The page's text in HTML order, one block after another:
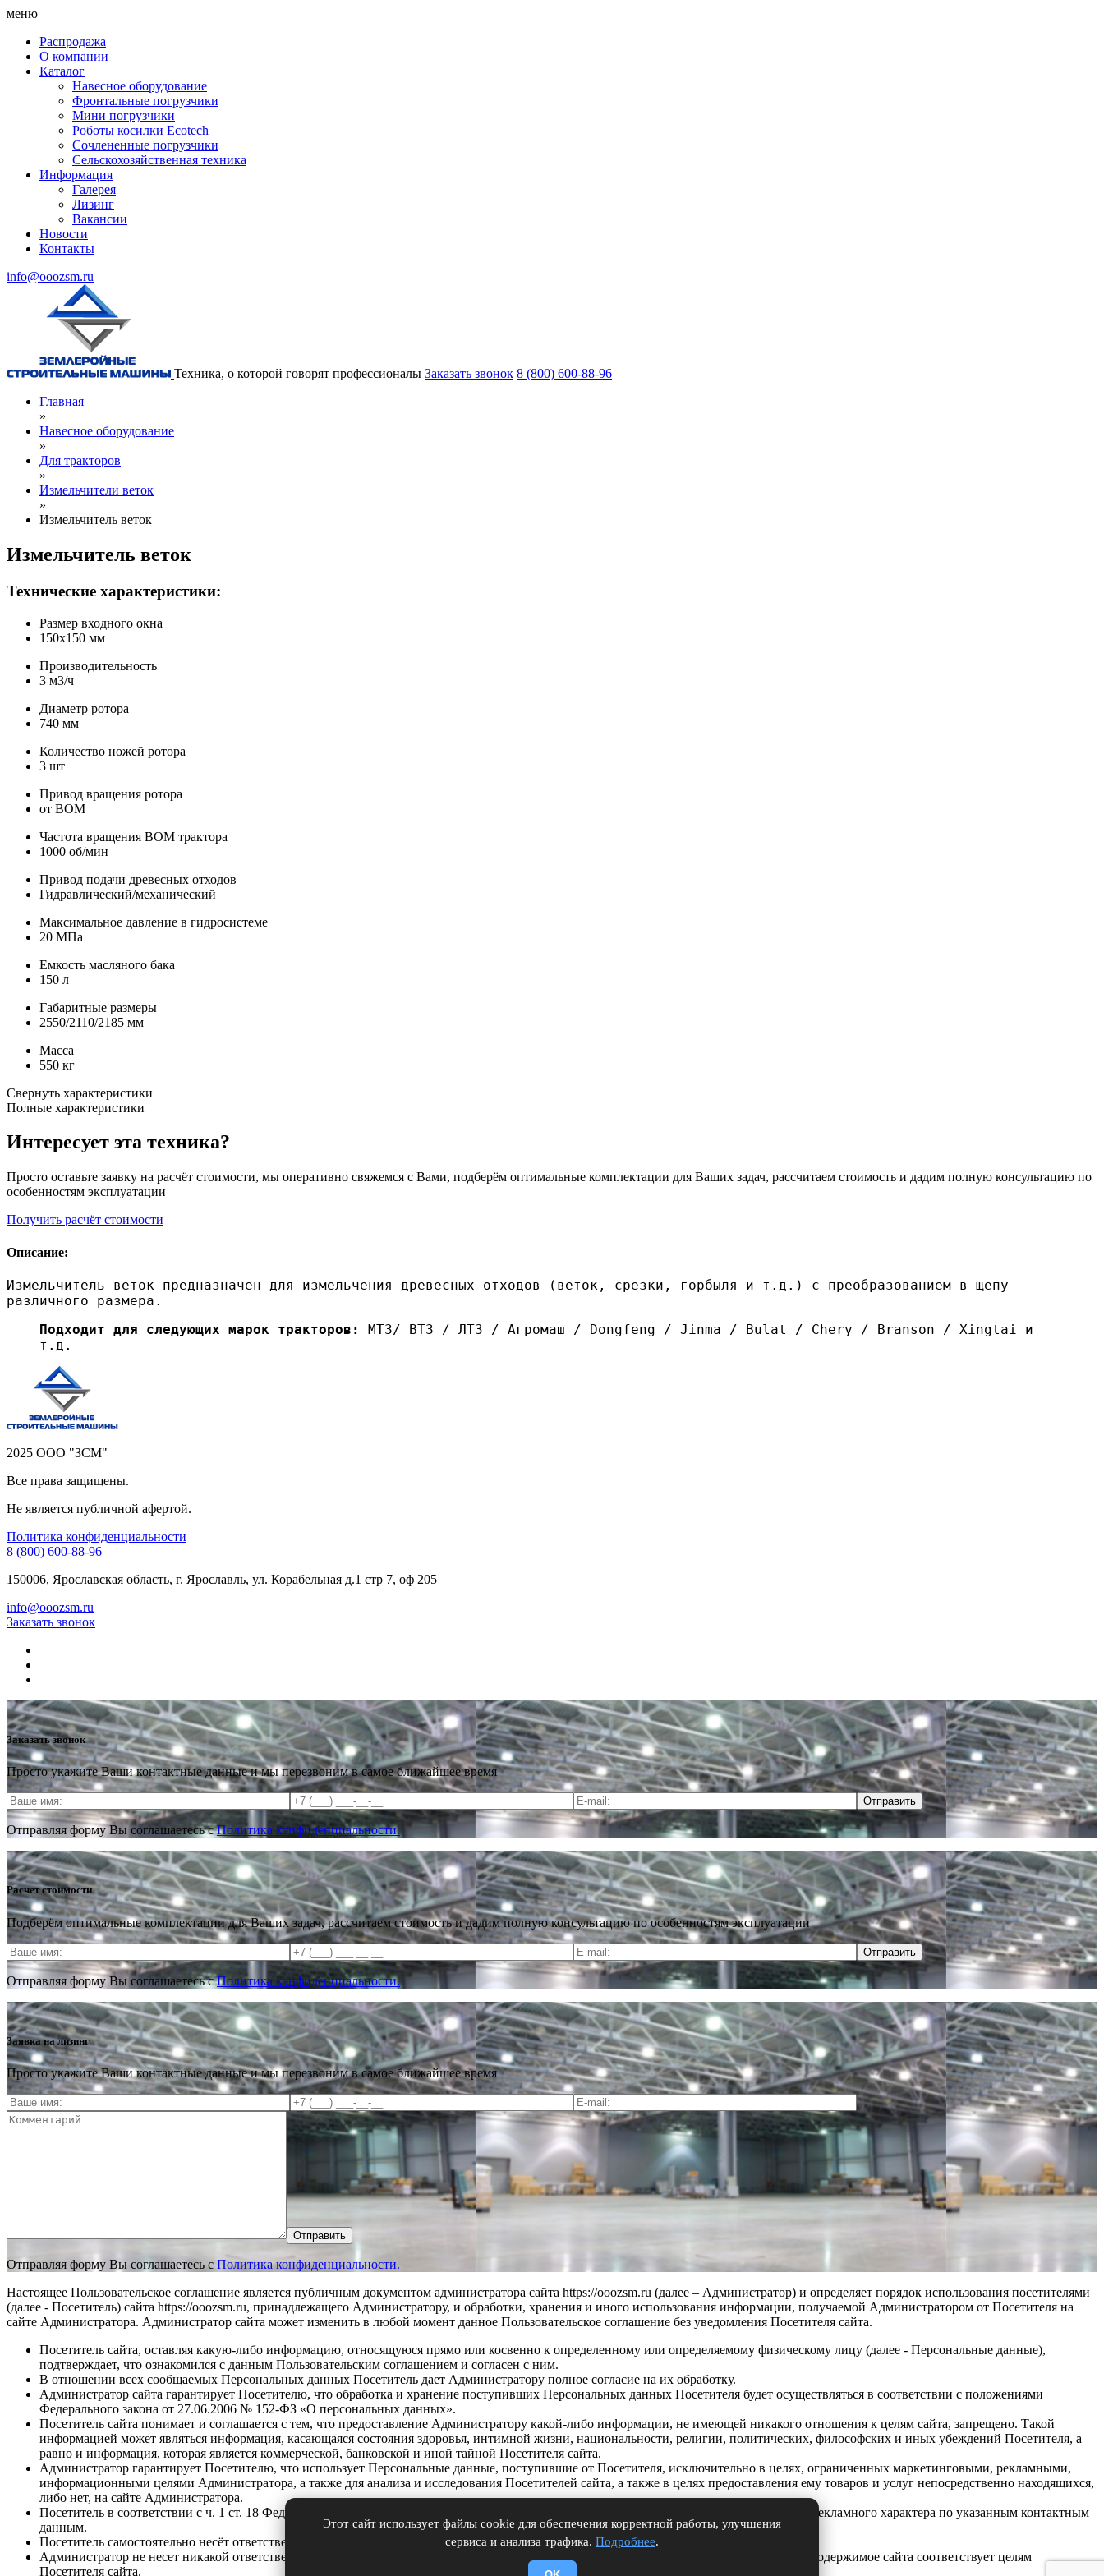
меню
Распродажа
О компании
Каталог
Навесное оборудование
Фронтальные погрузчики
Мини погрузчики
Роботы косилки Ecotech
Сочлененные погрузчики
Сельскохозяйственная техника
Информация
Галерея
Лизинг
Вакансии
Новости
Контакты
info@ooozsm.ru
Техника, о которой говорят профессионалы Заказать звонок 8 (800) 600-88-96
Главная
»
Навесное оборудование
»
Для тракторов
»
Измельчители веток
»
Измельчитель веток
Измельчитель веток
Технические характеристики:
Размер входного окна
150х150 мм
Производительность
3 м3/ч
Диаметр ротора
740 мм
Количество ножей ротора
3 шт
Привод вращения ротора
от ВОМ
Частота вращения ВОМ трактора
1000 об/мин
Привод подачи древесных отходов
Гидравлический/механический
Максимальное давление в гидросистеме
20 МПа
Емкость масляного бака
150 л
Габаритные размеры
2550/2110/2185 мм
Масса
550 кг
Свернуть характеристики
Полные характеристики
Интересует эта техника?
Просто оставьте заявку на расчёт стоимости, мы оперативно свяжемся с Вами, подберём оптимальные комплектации для Ваших задач, рассчитаем стоимость и дадим полную консультацию по
особенностям эксплуатации
Получить расчёт стоимости
Описание:
Измельчитель веток предназначен для измельчения древесных отходов (веток, срезки, горбыля и т.д.) с преобразованием в щепу
различного размера.
Подходит для следующих марок тракторов:
МТЗ/ ВТЗ / ЛТЗ / Агромаш / Dongfeng / Jinma / Bulat / Chery / Branson / Xingtai и
т.д.
2025 ООО "ЗСМ"
Все права защищены.
Не является публичной афертой.
Политика конфиденциальности
8 (800) 600-88-96
150006, Ярославская область, г. Ярославль, ул. Корабельная д.1 стр 7, оф 205
info@ooozsm.ru
Заказать звонок
Заказать звонок
Просто укажите Ваши контактные данные и мы перезвоним в самое ближайшее время
Отправить
Отправляя форму Вы соглашаетесь сПолитика конфиденциальности.
Расчет стоимости
Подберём оптимальные комплектации для Ваших задач, рассчитаем стоимость и дадим полную консультацию по особенностям эксплуатации
Отправить
Отправляя форму Вы соглашаетесь сПолитика конфиденциальности.
Заявка на лизинг
Просто укажите Ваши контактные данные и мы перезвоним в самое ближайшее время
Отправить
Отправляя форму Вы соглашаетесь с Политика конфиденциальности.
Настоящее Пользовательское соглашение является публичным документом администратора сайта https://ooozsm.ru (далее – Администратор) и определяет порядок использования посетителями
(далее - Посетитель) сайта https://ooozsm.ru, принадлежащего Администратору, и обработки, хранения и иного использования информации, получаемой Администратором от Посетителя на
сайте Администратора. Администратор сайта может изменить в любой момент данное Пользовательское соглашение без уведомления Посетителя сайта.
Посетитель сайта, оставляя какую-либо информацию, относящуюся прямо или косвенно к определенному или определяемому физическому лицу (далее - Персональные данные),
подтверждает, что ознакомился с данным Пользовательским соглашением и согласен с ним.
В отношении всех сообщаемых Персональных данных Посетитель дает Администратору полное согласие на их обработку.
Администратор сайта гарантирует Посетителю, что обработка и хранение поступивших Персональных данных Посетителя будет осуществляться в соответствии с положениями
Федерального закона от 27.06.2006 № 152-ФЗ «О персональных данных».
Посетитель сайта понимает и соглашается с тем, что предоставление Администратору какой-либо информации, не имеющей никакого отношения к целям сайта, запрещено. Такой
информацией может являться информация, касающаяся состояния здоровья, интимной жизни, национальности, религии, политических, философских и иных убеждений Посетителя, а
равно и информация, которая является коммерческой, банковской и иной тайной Посетителя сайта.
Администратор гарантирует Посетителю, что использует Персональные данные, поступившие от Посетителя, исключительно в целях, ограниченных маркетинговыми, рекламными,
информационными целями Администратора, а также для анализа и исследования Посетителей сайта, а также в целях предоставления ему товаров и услуг непосредственно находящихся,
либо нет, на сайте Администратора.
Посетитель в соответствии с ч. 1 ст. 18 Федерального закона «О рекламе» дает Администратору свое согласие на получение сообщений рекламного характера по указанным контактным
данным.
Посетитель самостоятельно несёт ответственность за нарушение законодательства при использовании сайта Администратора.
Администратор не несет никакой ответственности в случае нарушения законодательства Посетителем, в том числе, не гарантирует, что содержимое сайта соответствует целям
Посетителя сайта.
Этот сайт использует файлы cookie для обеспечения корректной работы, улучшения
сервиса и анализа трафика. Подробнее.